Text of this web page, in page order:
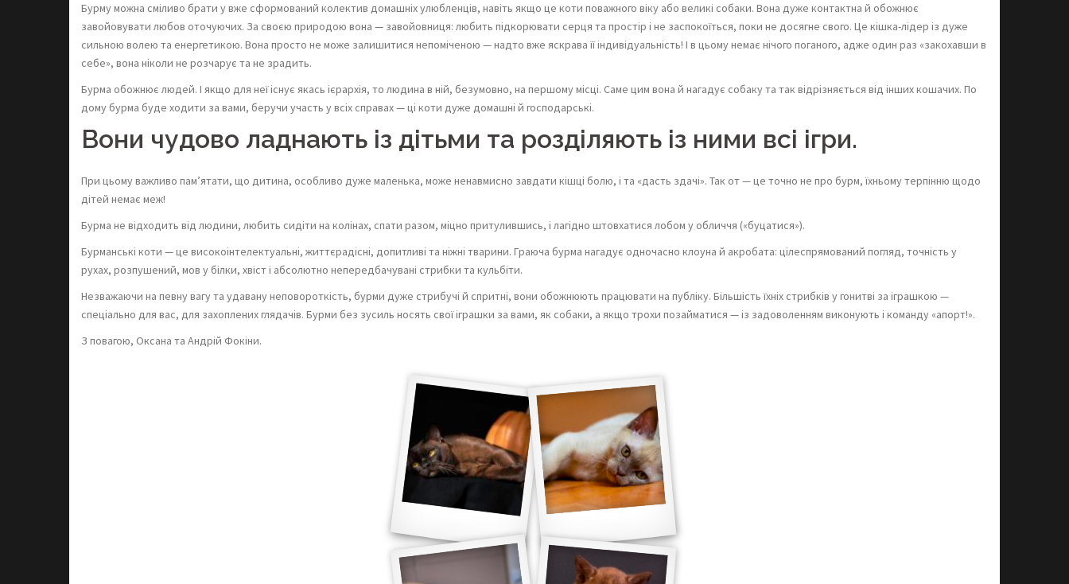
Бурму можна сміливо брати у вже сформований колектив домашніх улюбленців, навіть якщо це коти поважного віку або великі собаки. Вона дуже контактна й обожнює
завойовувати любов оточуючих. За своєю природою вона — завойовниця: любить підкорювати серця та простір і не заспокоїться, поки не досягне свого. Це кішка-лідер із дуже
сильною волею та енергетикою. Вона просто не може залишитися непоміченою — надто вже яскрава її індивідуальність! І в цьому немає нічого поганого, адже один раз «закохавши в
себе», вона ніколи не розчарує та не зрадить.
Бурма обожнює людей. І якщо для неї існує якась ієрархія, то людина в ній, безумовно, на першому місці. Саме цим вона й нагадує собаку та так відрізняється від інших кошачих. По
дому бурма буде ходити за вами, беручи участь у всіх справах — ці коти дуже домашні й господарські.
Вони чудово ладнають із дітьми та розділяють із ними всі ігри.
При цьому важливо пам’ятати, що дитина, особливо дуже маленька, може ненавмисно завдати кішці болю, і та «дасть здачі». Так от — це точно не про бурм, їхньому терпінню щодо
дітей немає меж!
Бурма не відходить від людини, любить сидіти на колінах, спати разом, міцно притулившись, і лагідно штовхатися лобом у обличчя («буцатися»).
Бурманські коти — це високоінтелектуальні, життєрадісні, допитливі та ніжні тварини. Граюча бурма нагадує одночасно клоуна й акробата: цілеспрямований погляд, точність у
рухах, розпушений, мов у білки, хвіст і абсолютно непередбачувані стрибки та кульбіти.
Незважаючи на певну вагу та удавану неповороткість, бурми дуже стрибучі й спритні, вони обожнюють працювати на публіку. Більшість їхніх стрибків у гонитві за іграшкою —
спеціально для вас, для захоплених глядачів. Бурми без зусиль носять свої іграшки за вами, як собаки, а якщо трохи позайматися — із задоволенням виконують і команду «апорт!».
З повагою, Оксана та Андрій Фокіни.